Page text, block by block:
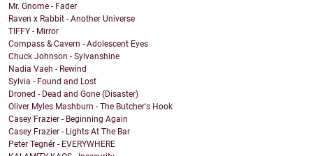
Mr. Gnome - Fader
Raven x Rabbit - Another Universe
TIFFY - Mirror
Compass & Cavern - Adolescent Eyes
Chuck Johnson - Sylvanshine
Nadia Vaeh - Rewind
Sylvia - Found and Lost
Droned - Dead and Gone (Disaster)
Oliver Myles Mashburn - The Butcher's Hook
Casey Frazier - Beginning Again
Casey Frazier - Lights At The Bar
Peter Tegnér - EVERYWHERE